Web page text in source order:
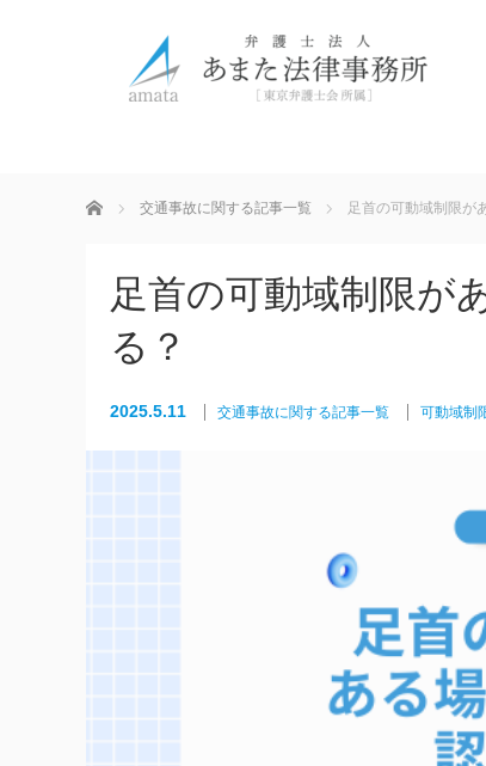
ホーム 交通事故に関する記事一覧 足首の可動域制限が
足首の可動域制限が
る？
2025.5.11 交通事故に関する記事一覧 可動域制